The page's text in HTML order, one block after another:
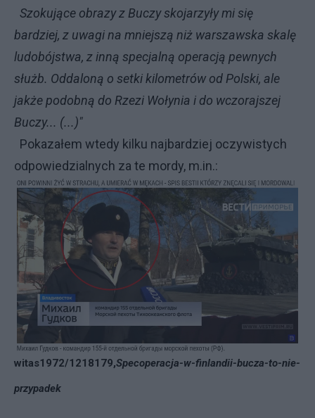
Szokujące obrazy z Buczy skojarzyły mi się
bardziej, z uwagi na mniejszą niż warszawska skalę
ludobójstwa, z inną specjalną operacją pewnych
służb. Oddaloną o setki kilometrów od Polski, ale
jakże podobną do Rzezi Wołynia i do wczorajszej
Buczy... (...)"
Pokazałem wtedy kilku najbardziej oczywistych
odpowiedzialnych za te mordy, m.in.:
witas1972/1218179,Specoperacja-w-finlandii-bucza-to-nie-
przypadek